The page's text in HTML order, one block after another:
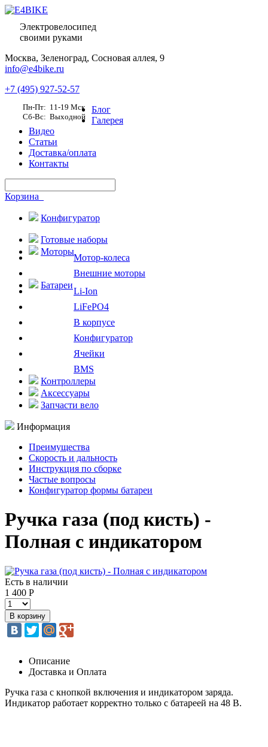
Электровелосипед
своими руками
Москва, Зеленоград, Сосновая аллея, 9
info@e4bike.ru
+7 (495) 927-52-57
Пн-Пт: 11-19 Мск
Сб-Вс: Выходной
Блог
Галерея
Видео
Статьи
Доставка/оплата
Контакты
Корзина
Конфигуратор
Готовые наборы
Моторы
Мотор-колеса
Внешние моторы
Батареи
Li-Ion
LiFePO4
В корпусе
Конфигуратор
Ячейки
BMS
Контроллеры
Аксессуары
Запчасти вело
Информация
Преимущества
Скорость и дальность
Инструкция по сборке
Частые вопросы
Конфигуратор формы батареи
Ручка газа (под кисть) -
Полная с индикатором
Есть в наличии
1 400 Р
Описание
Доставка и Оплата
Ручка газа с кнопкой включения и индикатором заряда.
Индикатор работает корректно только с батареей на 48 В.